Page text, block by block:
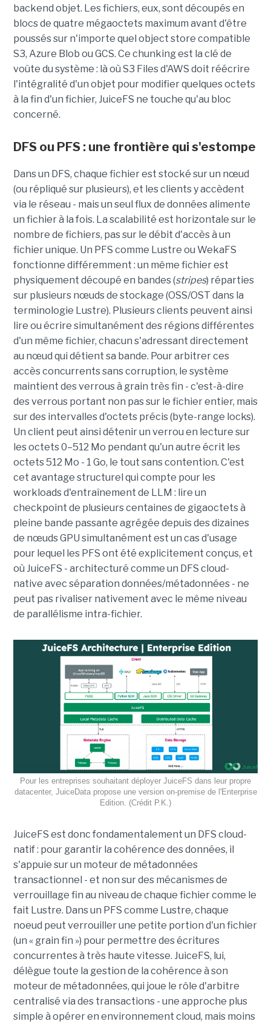
backend objet. Les fichiers, eux, sont découpés en
blocs de quatre mégaoctets maximum avant d'être
poussés sur n'importe quel object store compatible
S3, Azure Blob ou GCS. Ce chunking est la clé de
voûte du système : là où S3 Files d'AWS doit réécrire
l'intégralité d'un objet pour modifier quelques octets
à la fin d'un fichier, JuiceFS ne touche qu'au bloc
concerné.
DFS ou PFS : une frontière qui s'estompe
Dans un DFS, chaque fichier est stocké sur un nœud
(ou répliqué sur plusieurs), et les clients y accèdent
via le réseau - mais un seul flux de données alimente
un fichier à la fois. La scalabilité est horizontale sur le
nombre de fichiers, pas sur le débit d'accès à un
fichier unique. Un PFS comme Lustre ou WekaFS
fonctionne différemment : un même fichier est
physiquement découpé en bandes (stripes) réparties
sur plusieurs nœuds de stockage (OSS/OST dans la
terminologie Lustre). Plusieurs clients peuvent ainsi
lire ou écrire simultanément des régions différentes
d'un même fichier, chacun s'adressant directement
au nœud qui détient sa bande. Pour arbitrer ces
accès concurrents sans corruption, le système
maintient des verrous à grain très fin - c'est-à-dire
des verrous portant non pas sur le fichier entier, mais
sur des intervalles d'octets précis (byte-range locks).
Un client peut ainsi détenir un verrou en lecture sur
les octets 0–512 Mo pendant qu'un autre écrit les
octets 512 Mo - 1 Go, le tout sans contention. C'est
cet avantage structurel qui compte pour les
workloads d'entraînement de LLM : lire un
checkpoint de plusieurs centaines de gigaoctets à
pleine bande passante agrégée depuis des dizaines
de nœuds GPU simultanément est un cas d'usage
pour lequel les PFS ont été explicitement conçus, et
où JuiceFS - architecturé comme un DFS cloud-
native avec séparation données/métadonnées - ne
peut pas rivaliser nativement avec le même niveau
de parallélisme intra-fichier.
Pour les entreprises souhaitant déployer JuiceFS dans leur propre
datacenter, JuiceData propose une version on-premise de l'Enterprise
Edition. (Crédit P.K.)
JuiceFS est donc fondamentalement un DFS cloud-
natif : pour garantir la cohérence des données, il
s'appuie sur un moteur de métadonnées
transactionnel - et non sur des mécanismes de
verrouillage fin au niveau de chaque fichier comme le
fait Lustre. Dans un PFS comme Lustre, chaque
noeud peut verrouiller une petite portion d'un fichier
(un « grain fin ») pour permettre des écritures
concurrentes à très haute vitesse. JuiceFS, lui,
délègue toute la gestion de la cohérence à son
moteur de métadonnées, qui joue le rôle d'arbitre
centralisé via des transactions - une approche plus
simple à opérer en environnement cloud, mais moins